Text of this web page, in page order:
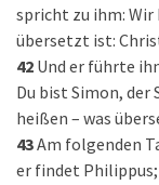
spricht zu ihm: Wir
übersetzt ist:
42 Und er führte
Du bist Simon, der
heißen – was
43Am folgenden
er findet Philippus;